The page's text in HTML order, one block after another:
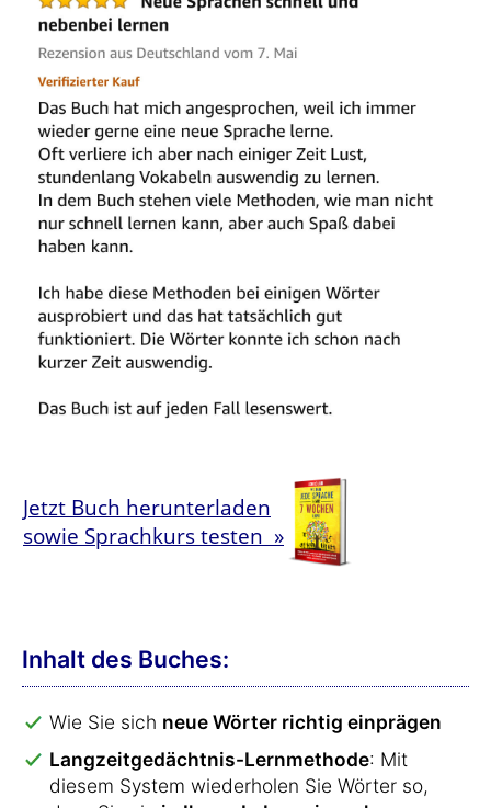
Jetzt Buch herunterladen
sowie Sprachkurs testen »
Inhalt des Buches:
Wie Sie sich neue Wörter richtig einprägen
Langzeitgedächtnis-Lernmethode: Mit
diesem System wiederholen Sie Wörter so,